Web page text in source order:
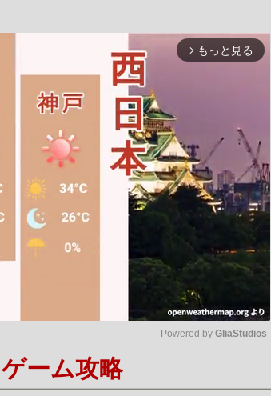
arrow_forward_ios もっと見る
Powered by GliaStudios
ゲーム攻略